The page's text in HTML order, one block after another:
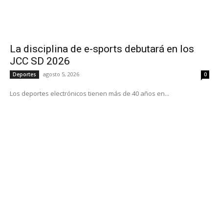
La disciplina de e-sports debutará en los
JCC SD 2026
Deportes agosto 5, 2026 0
Los deportes electrónicos tienen más de 40 años en...